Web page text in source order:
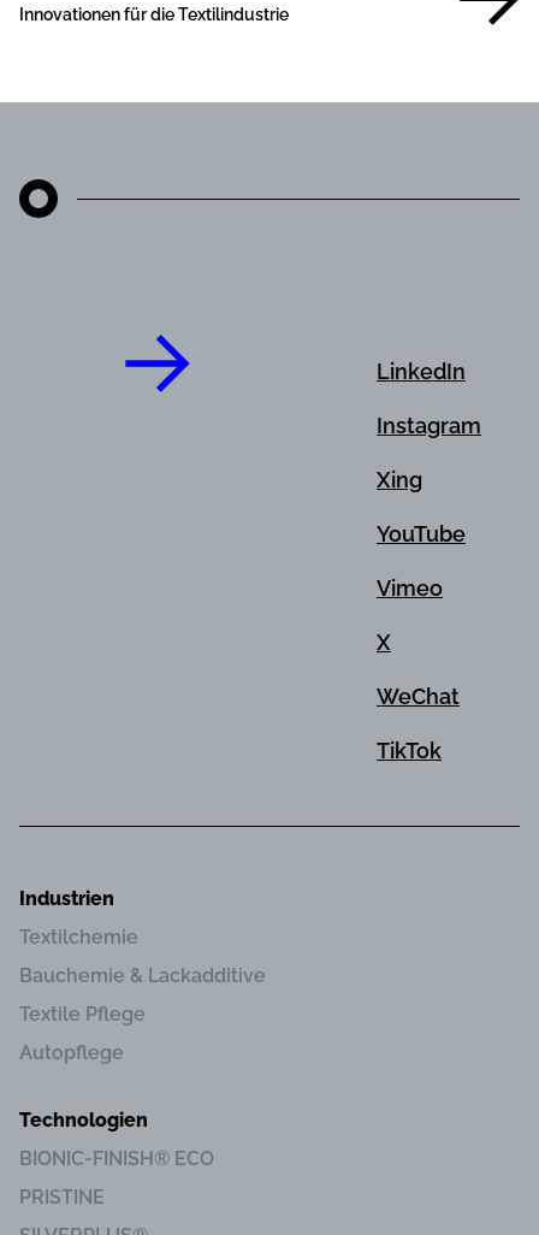
Innovationen für die Textilindustrie
LinkedIn
Instagram
Xing
YouTube
Vimeo
X
WeChat
TikTok
Industrien
Textilchemie
Bauchemie & Lackadditive
Textile Pflege
Autopflege
Technologien
BIONIC-FINISH® ECO
PRISTINE